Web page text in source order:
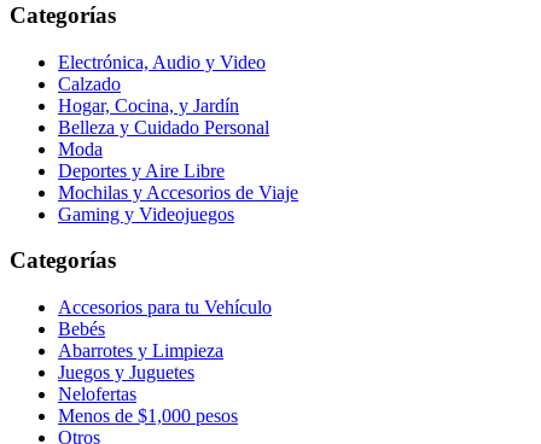
Categorías
Electrónica, Audio y Video
Calzado
Hogar, Cocina, y Jardín
Belleza y Cuidado Personal
Moda
Deportes y Aire Libre
Mochilas y Accesorios de Viaje
Gaming y Videojuegos
Categorías
Accesorios para tu Vehículo
Bebés
Abarrotes y Limpieza
Juegos y Juguetes
Nelofertas
Menos de $1,000 pesos
Otros